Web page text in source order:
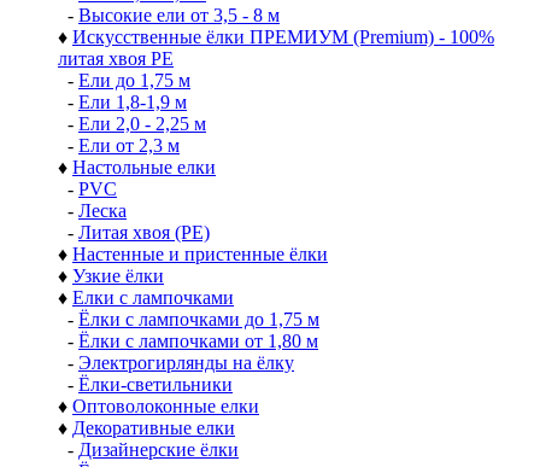
- Высокие ели от 3,5 - 8 м
♦ Искусственные ёлки ПРЕМИУМ (Premium) - 100%
литая хвоя РЕ
- Ели до 1,75 м
- Ели 1,8-1,9 м
- Ели 2,0 - 2,25 м
- Ели от 2,3 м
♦ Настольные елки
- PVC
- Леска
- Литая хвоя (РЕ)
♦ Настенные и пристенные ёлки
♦ Узкие ёлки
♦ Елки с лампочками
- Ёлки с лампочками до 1,75 м
- Ёлки с лампочками от 1,80 м
- Электрогирлянды на ёлку
- Ёлки-светильники
♦ Оптоволоконные елки
♦ Декоративные елки
- Дизайнерские ёлки